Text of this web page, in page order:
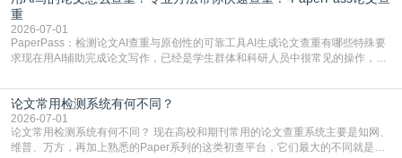
直接引用整段已有内容，所以查重率偏高是
重
2026-07-01
PaperPass：检测论文AI查重与原创性的可靠工具AI生成论文查重有哪些特殊要
求现在用AI辅助完成论文写作，已经是学生群体和科研人员中很常见的操作，不
但很多人忽略了，AI生成的内容天生带有重复风险——训练AI的数据集本身就包
含大量已公开的学术内容、网络原创内容，AI输出内容时很容易无意识拼接出重
复片
论文常用检测系统有何不同？
2026-07-01
论文常用检测系统有何不同？ 现在高校和期刊常用的论文查重系统主要是知网、
维普、万方，再加上熟悉的Paper系列的这类初查平台，它们最大的不同就是数